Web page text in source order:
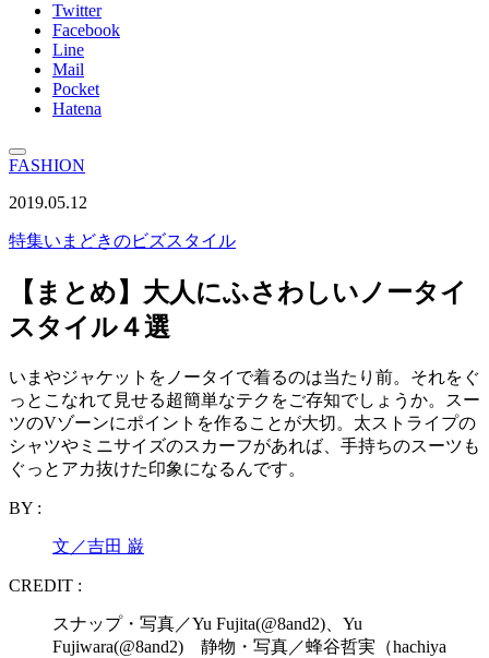
Twitter
Facebook
Line
Mail
Pocket
Hatena
FASHION
2019.05.12
特集いまどきのビズスタイル
【まとめ】大人にふさわしいノータイ
スタイル４選
いまやジャケットをノータイで着るのは当たり前。それをぐ
っとこなれて見せる超簡単なテクをご存知でしょうか。スー
ツのVゾーンにポイントを作ることが大切。太ストライプの
シャツやミニサイズのスカーフがあれば、手持ちのスーツも
ぐっとアカ抜けた印象になるんです。
BY :
文／吉田 巌
CREDIT :
スナップ・写真／Yu Fujita(@8and2)、Yu
Fujiwara(@8and2) 静物・写真／蜂谷哲実（hachiya